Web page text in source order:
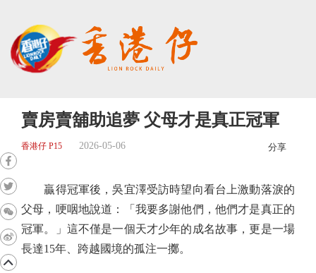
賣房賣舖助追夢 父母才是真正冠軍
香港仔 P15 2026-05-06 分享
贏得冠軍後，吳宜澤受訪時望向看台上激動落淚的
父母，哽咽地說道：「我要多謝他們，他們才是真正的
冠軍。」這不僅是一個天才少年的成名故事，更是一場
長達15年、跨越國境的孤注一擲。